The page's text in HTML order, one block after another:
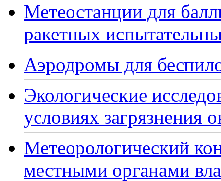
Метеостанции для
ракетных
Аэродромы для
Экологические
условиях загрязнения
Метеорологический
местными органами